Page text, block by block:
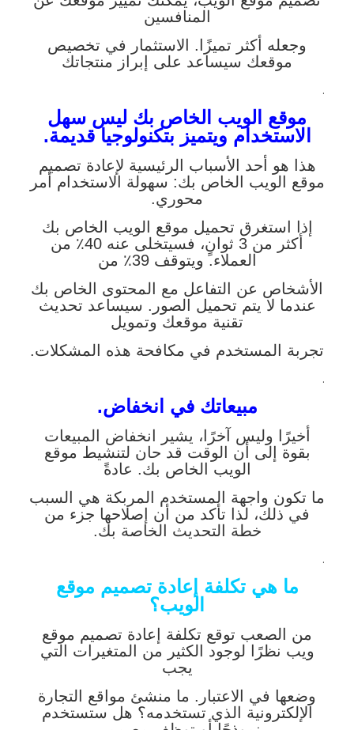
المنافسين
وجعله أكثر تميزًا. الاستثمار في تخصيص
موقعك سيساعد على إبراز منتجاتك
.
موقع الويب الخاص بك ليس سهل
الاستخدام ويتميز بتكنولوجيا قديمة.
هذا هو أحد الأسباب الرئيسية لإعادة تصميم
موقع الويب الخاص بك: سهولة الاستخدام أمر
محوري.
إذا استغرق تحميل موقع الويب الخاص بك
أكثر من 3 ثوانٍ، فسيتخلى عنه 40٪ من
العملاء. ويتوقف 39٪ من
الأشخاص عن التفاعل مع المحتوى الخاص بك
عندما لا يتم تحميل الصور. سيساعد تحديث
تقنية موقعك وتمويل
تجربة المستخدم في مكافحة هذه المشكلات.
.
مبيعاتك في انخفاض.
أخيرًا وليس آخرًا، يشير انخفاض المبيعات
بقوة إلى أن الوقت قد حان لتنشيط موقع
الويب الخاص بك. عادةً
ما تكون واجهة المستخدم المربكة هي السبب
في ذلك، لذا تأكد من أن إصلاحها جزء من
خطة التحديث الخاصة بك.
.
ما هي تكلفة إعادة تصميم موقع
الويب؟
من الصعب توقع تكلفة إعادة تصميم موقع
ويب نظرًا لوجود الكثير من المتغيرات التي
يجب
وضعها في الاعتبار. ما منشئ مواقع التجارة
الإلكترونية الذي تستخدمه؟ هل ستستخدم